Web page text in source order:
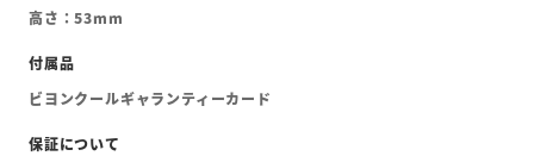
高さ：53mm
ビヨンクールギャランティーカード